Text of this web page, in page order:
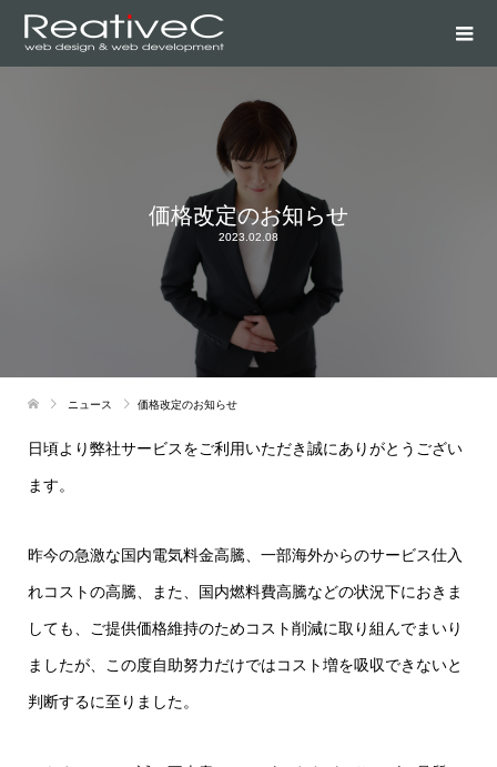
価格改定のお知らせ
2023.02.08
ニュース 価格改定のお知らせ
日頃より弊社サービスをご利用いただき誠にありがとうござい
ます。
昨今の急激な国内電気料金高騰、一部海外からのサービス仕入
れコストの高騰、また、国内燃料費高騰などの状況下におきま
しても、ご提供価格維持のためコスト削減に取り組んでまいり
ましたが、この度自助努力だけではコスト増を吸収できないと
判断するに至りました。